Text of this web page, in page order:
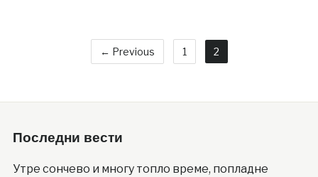
← Previous 1 2
Последни вести
Утре сончево и многу топло време, попладне